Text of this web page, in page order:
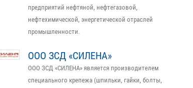
предприятий нефтяной, нефтегазовой,
нефтехимической, энергетической отраслей
промышленности.
ООО ЗСД «СИЛЕНА»
ООО ЗСД «СИЛЕНА» является производителем
специального крепежа (шпильки, гайки, болты,